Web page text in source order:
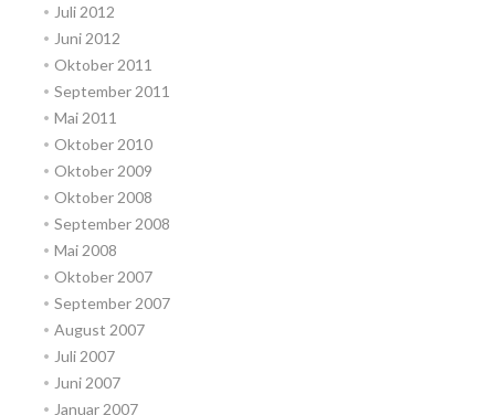
Juli 2012
Juni 2012
Oktober 2011
September 2011
Mai 2011
Oktober 2010
Oktober 2009
Oktober 2008
September 2008
Mai 2008
Oktober 2007
September 2007
August 2007
Juli 2007
Juni 2007
Januar 2007